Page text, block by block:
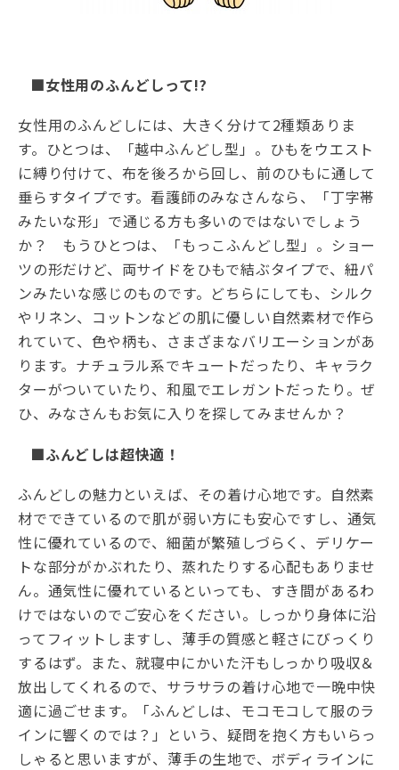
■女性用のふんどしって!?
女性用のふんどしには、大きく分けて2種類ありま
す。ひとつは、「越中ふんどし型」。ひもをウエスト
に縛り付けて、布を後ろから回し、前のひもに通して
垂らすタイプです。看護師のみなさんなら、「丁字帯
みたいな形」で通じる方も多いのではないでしょう
か？ もうひとつは、「もっこふんどし型」。ショー
ツの形だけど、両サイドをひもで結ぶタイプで、紐パ
ンみたいな感じのものです。どちらにしても、シルク
やリネン、コットンなどの肌に優しい自然素材で作ら
れていて、色や柄も、さまざまなバリエーションがあ
ります。ナチュラル系でキュートだったり、キャラク
ターがついていたり、和風でエレガントだったり。ぜ
ひ、みなさんもお気に入りを探してみませんか？
■ふんどしは超快適！
ふんどしの魅力といえば、その着け心地です。自然素
材でできているので肌が弱い方にも安心ですし、通気
性に優れているので、細菌が繁殖しづらく、デリケー
トな部分がかぶれたり、蒸れたりする心配もありませ
ん。通気性に優れているといっても、すき間があるわ
けではないのでご安心をください。しっかり身体に沿
ってフィットしますし、薄手の質感と軽さにびっくり
するはず。また、就寝中にかいた汗もしっかり吸収＆
放出してくれるので、サラサラの着け心地で一晩中快
適に過ごせます。「ふんどしは、モコモコして服のラ
インに響くのでは？」という、疑問を抱く方もいらっ
しゃると思いますが、薄手の生地で、ボディラインに